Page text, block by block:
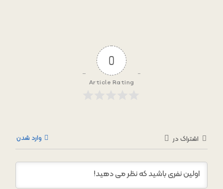
0
Article Rating
اشتراک در وارد شدن